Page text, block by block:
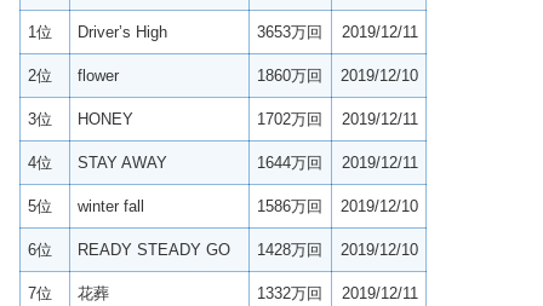
1位 Driver’s High 3653万回 2019/12/11
2位 flower 1860万回 2019/12/10
3位 HONEY 1702万回 2019/12/11
4位 STAY AWAY 1644万回 2019/12/11
5位 winter fall 1586万回 2019/12/10
6位 READY STEADY GO 1428万回 2019/12/10
7位 花葬 1332万回 2019/12/11